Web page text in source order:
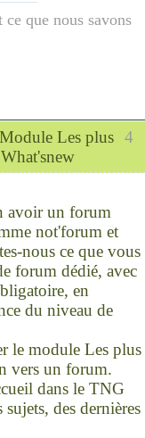
que nous savons
4
Module Les plus
avoir un forum
not'forum et
nous ce que vous
forum dédié, avec
en
du niveau de
le module Les plus
vers un forum.
dans le TNG
des dernières